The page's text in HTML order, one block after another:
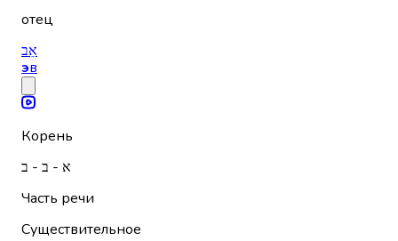
отец
אֵב
эв
Корень
א - ב - ב
Часть речи
Существительное